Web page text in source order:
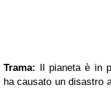
Trama: Il pianeta è in
ha causato un disastro